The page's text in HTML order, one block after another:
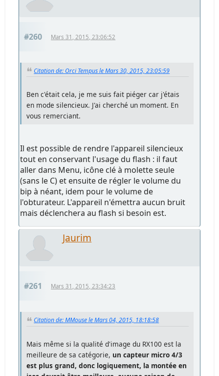
#260 Mars 31, 2015, 23:06:52
Citation de: Orci Tempus le Mars 30, 2015, 23:05:59
Ben c'était cela, je me suis fait piéger car j'étais
en mode silencieux. J'ai cherché un moment. En
vous remerciant.
Il est possible de rendre l'appareil silencieux
tout en conservant l'usage du flash : il faut
aller dans Menu, icône clé à molette seule
(sans le C) et ensuite de régler le volume du
bip à néant, idem pour le volume de
l'obturateur. L'appareil n'émettra aucun bruit
mais déclenchera au flash si besoin est.
Jaurim
#261 Mars 31, 2015, 23:34:23
Citation de: MMouse le Mars 04, 2015, 18:18:58
Mais même si la qualité d'image du RX100 est la
meilleure de sa catégorie, un capteur micro 4/3
est plus grand, donc logiquement, la montée en